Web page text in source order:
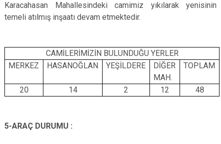
Karacahasan Mahallesindeki camimiz yıkılarak yenisinin
temeli atılmış inşaatı devam etmektedir.
CAMİLERİMİZİN BULUNDUĞU YERLER
MERKEZ
HASANOĞLAN YEŞİLDERE
DİĞER
MAH.
TOPLAM
20 14 2 12 48
5-ARAÇ DURUMU :